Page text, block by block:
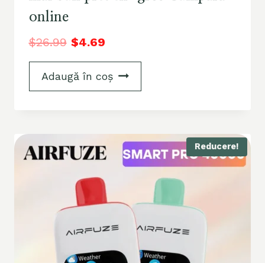
online
$26.99 $4.69
Adaugă în coș
Reducere!